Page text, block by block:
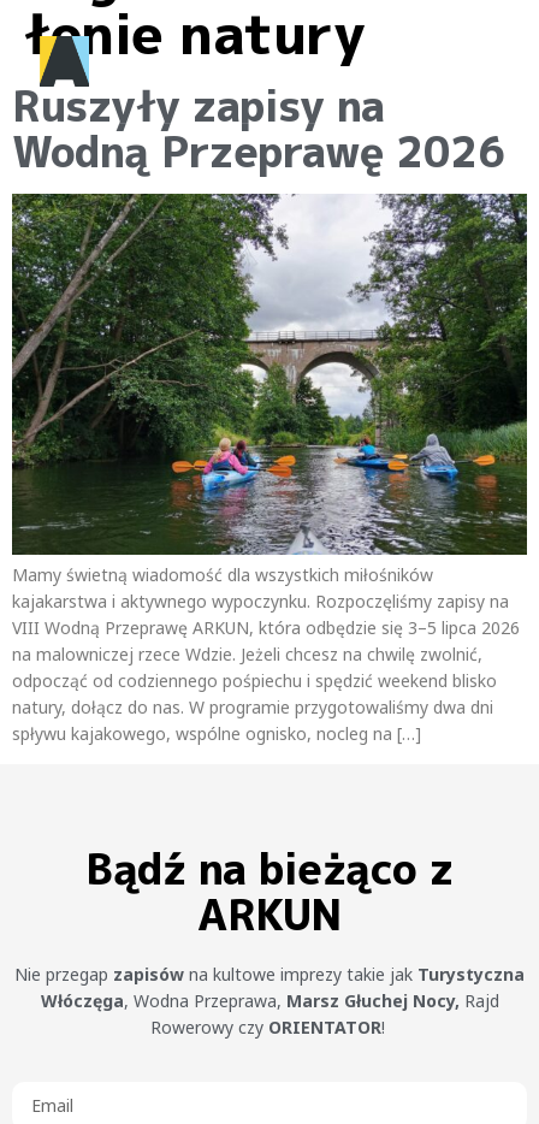
łonie natury
Ruszyły zapisy na
Wodną Przeprawę 2026
Mamy świetną wiadomość dla wszystkich miłośników
kajakarstwa i aktywnego wypoczynku. Rozpoczęliśmy zapisy na
VIII Wodną Przeprawę ARKUN, która odbędzie się 3–5 lipca 2026
na malowniczej rzece Wdzie. Jeżeli chcesz na chwilę zwolnić,
odpocząć od codziennego pośpiechu i spędzić weekend blisko
natury, dołącz do nas. W programie przygotowaliśmy dwa dni
spływu kajakowego, wspólne ognisko, nocleg na […]
Bądź na bieżąco z
ARKUN
Nie przegap zapisów na kultowe imprezy takie jak Turystyczna
Włóczęga, Wodna Przeprawa, Marsz Głuchej Nocy, Rajd
Rowerowy czy ORIENTATOR!